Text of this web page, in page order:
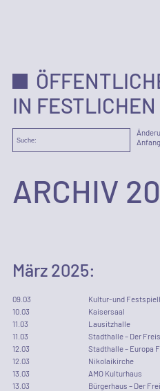
IN
ARCHIV
März 2025:
09. 03 Kultur-und
10. 03 Kaisersaal
11 03 Lausitzhalle
11 03 Stadthalle – Der
12 03 Stadthalle – Europa
12 03 Nikolaikirche
13 03 AMO Kulturhaus
13 03 Bürgerhaus – Der